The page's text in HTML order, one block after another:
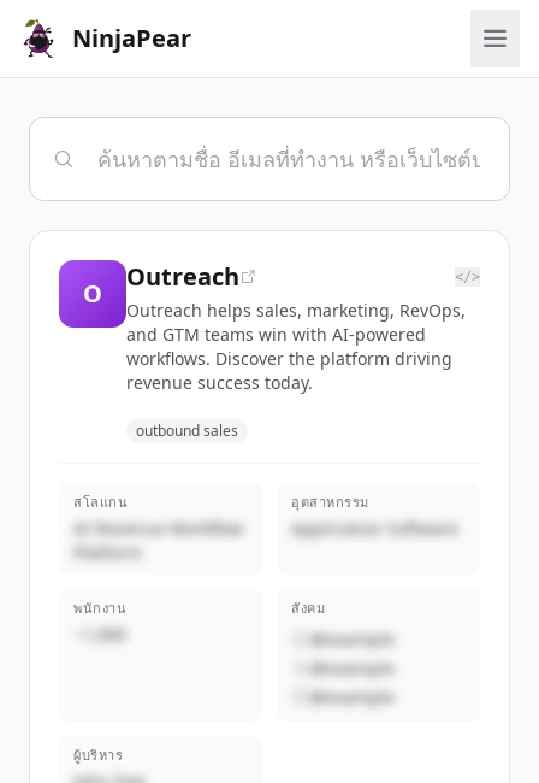
NinjaPear
O
Outreach </>
Outreach helps sales, marketing, RevOps,
and GTM teams win with AI-powered
workflows. Discover the platform driving
revenue success today.
outbound sales
สโลแกน
AI Revenue Workflow
Platform
อุตสาหกรรม
Application Software
พนักงาน
~1,000
สังคม
@example
@example
@example
ผู้บริหาร